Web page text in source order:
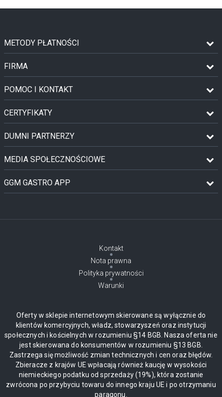
METODY PŁATNOŚCI
FIRMA
POMOC I KONTAKT
CERTYFIKATY
DUMNI PARTNERZY
MEDIA SPOŁECZNOŚCIOWE
GGM GASTRO APP
Kontakt
Nota prawna
Polityka prywatności
Warunki
Oferty w sklepie internetowym skierowane są wyłącznie do
klientów komercyjnych, władz, stowarzyszeń oraz instytucji
społecznych i kościelnych w rozumieniu §14 BGB. Nasza oferta nie
jest skierowana do konsumentów w rozumieniu §13 BGB.
Zastrzega się możliwość zmian technicznych i cen oraz błędów.
Zbieracze z krajów UE wpłacają również kaucję w wysokości
niemieckiego podatku od sprzedaży (19%), która zostanie
zwrócona po przybyciu towaru do innego kraju UE i po otrzymaniu
paragonu.